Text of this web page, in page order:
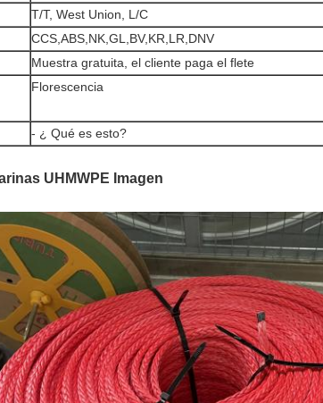
T/T, West Union, L/C
CCS,ABS,NK,GL,BV,KR,LR,DNV
Muestra gratuita, el cliente paga el flete
Florescencia
- ¿ Qué es esto?
UHMWPE Imagen